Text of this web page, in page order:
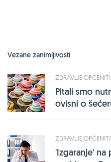
Vezane zanimljivosti
ZDRAVLJE
Pitali smo
ovisni o
ZDRAVLJE
'Izgaranje' na